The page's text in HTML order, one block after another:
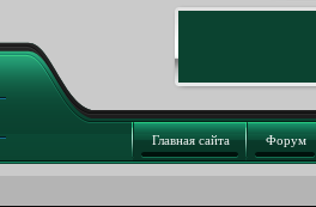
Главная сайта
Форум